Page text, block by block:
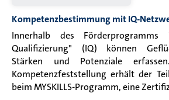
Datenschutzerklärung.
Kompetenzbestimmung mit IQ-
Innerhalb des Förderprogramms
Qualifizierung" (IQ) können
Stärken und Potenziale
Kompetenzfeststellung erhält der
beim MYSKILLS-Programm, eine